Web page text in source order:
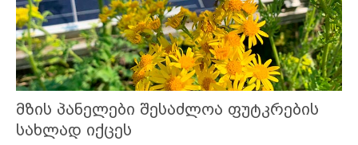
მზის პანელები შესაძლოა ფუტკრების
სახლად იქცეს